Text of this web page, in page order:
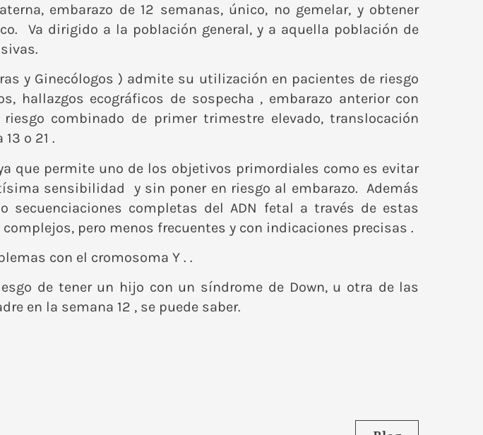
embarazo de 12 semanas, único, no gemelar, y obtener
Va dirigido a la población general, y a aquella población de
y Ginecólogos ) admite su utilización en pacientes de riesgo
hallazgos ecográficos de sospecha , embarazo anterior con
combinado de primer trimestre elevado, translocación
o 21 .
que permite uno de los objetivos primordiales como es evitar
sensibilidad y sin poner en riesgo al embarazo. Además
completas del ADN fetal a través de estas
pero menos frecuentes y con indicaciones precisas .
con el cromosoma Y . .
de tener un hijo con un síndrome de Down, u otra de las
en la semana 12 , se puede saber.